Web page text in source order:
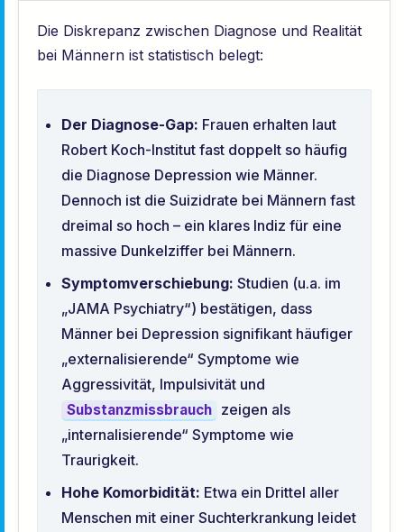
Die Diskrepanz zwischen Diagnose und Realität
bei Männern ist statistisch belegt:
Der Diagnose-Gap: Frauen erhalten laut
Robert Koch-Institut fast doppelt so häufig
die Diagnose Depression wie Männer.
Dennoch ist die Suizidrate bei Männern fast
dreimal so hoch – ein klares Indiz für eine
massive Dunkelziffer bei Männern.
Symptomverschiebung: Studien (u.a. im
„JAMA Psychiatry“) bestätigen, dass
Männer bei Depression signifikant häufiger
„externalisierende“ Symptome wie
Aggressivität, Impulsivität und
Substanzmissbrauch zeigen als
„internalisierende“ Symptome wie
Traurigkeit.
Hohe Komorbidität: Etwa ein Drittel aller
Menschen mit einer Suchterkrankung leidet